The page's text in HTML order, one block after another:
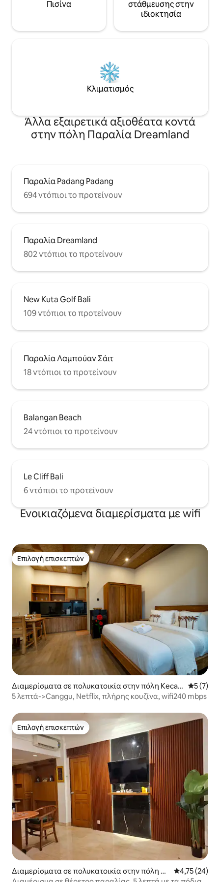
Πισίνα
στάθμευσης στην
ιδιοκτησία
Κλιματισμός
Άλλα εξαιρετικά αξιοθέατα κοντά
στην πόλη Παραλία Dreamland
Παραλία Padang Padang
694 ντόπιοι το προτείνουν
Παραλία Dreamland
802 ντόπιοι το προτείνουν
New Kuta Golf Bali
109 ντόπιοι το προτείνουν
Παραλία Λαμπούαν Σάιτ
18 ντόπιοι το προτείνουν
Balangan Beach
24 ντόπιοι το προτείνουν
Le Cliff Bali
6 ντόπιοι το προτείνουν
Ενοικιαζόμενα διαμερίσματα με wifi
Επιλογή επισκεπτών
Επιλογή επισκεπτών
Διαμερίσματα σε πολυκατοικία στην πόλη Keca
matan Kuta Utara
Μέση
5 (7)
5 λεπτά->Canggu, Netflix, πλήρης κουζίνα, wifi240 mbps
Επιλογή επισκεπτών
Επιλογή επισκεπτών
Διαμερίσματα σε πολυκατοικία στην πόλη Κο
Μέση
4,75 (24)